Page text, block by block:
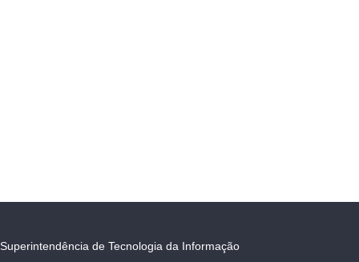
Superintendência de Tecnologia da Informação